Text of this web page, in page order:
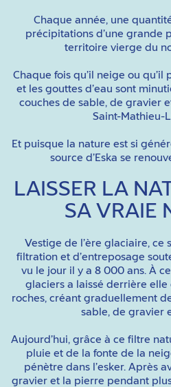
Chaque année, une
précipitations d’une grande
territoire vierge du
Chaque fois qu’il neige ou qu’il
et les gouttes d’eau sont
couches de sable, de gravier
Saint-Mathieu-
Et puisque la nature est si
source d’Eska se
LAISSER LA
SA VRAIE
Vestige de l’ère glaciaire, ce
filtration et d’entreposage
vu le jour il y a 8 000 ans. À
glaciers a laissé derrière elle
roches, créant graduellement
sable, de gravier
Aujourd’hui, grâce à ce filtre
pluie et de la fonte de la
pénètre dans l’esker. Après
gravier et la pierre pendant